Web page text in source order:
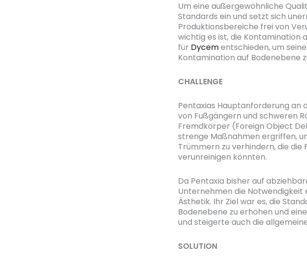
Um eine außergewöhnliche
Standards ein und setzt sich
Produktionsbereiche frei von
wichtig es ist, die Kontamination
für Dycementschieden, um
Kontamination auf Bodenebene
CHALLENGE
Pentaxias Hauptanforderung an
von Fußgängern und schweren
Fremdkörper (Foreign Object
strenge Maßnahmen ergriffen,
Trümmern zu verhindern, die
verunreinigen könnten.
Da Pentaxia bisher auf
Unternehmen die Notwendigkeit
Ästhetik. Ihr Ziel war es, die
Bodenebene zu erhöhen und
und steigerte auch die
SOLUTION